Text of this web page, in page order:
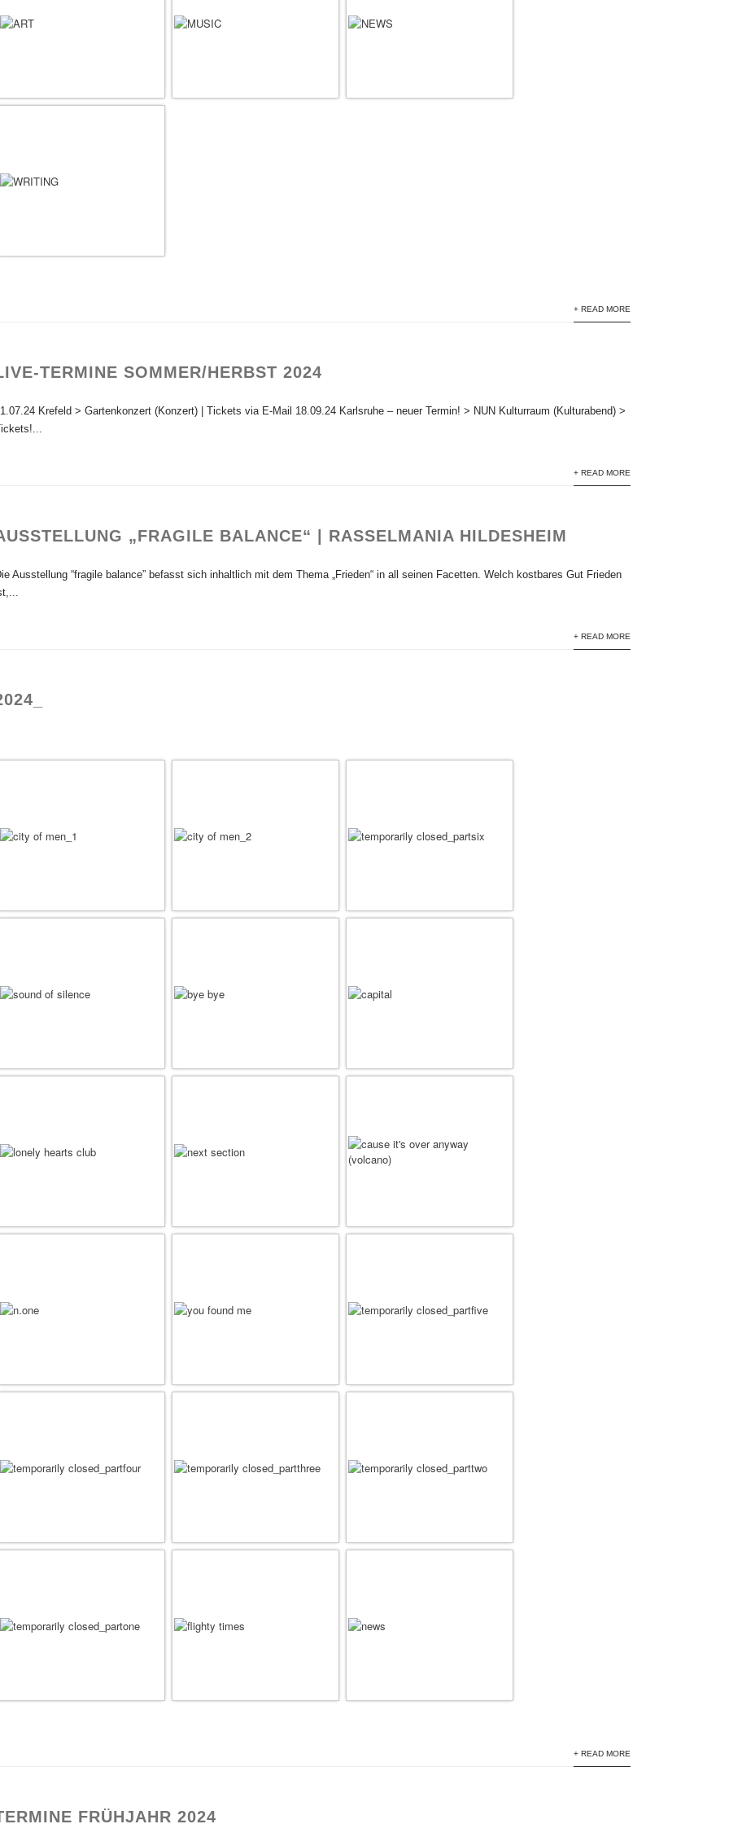
+ READ MORE
TERMINE SOMMER/HERBST 2024
Krefeld > Gartenkonzert (Konzert) | Tickets via E-Mail 18.09.24 Karlsruhe – neuer Termin! > NUN Kulturraum (Kulturabend) >
+ READ MORE
„FRAGILE BALANCE“ | RASSELMANIA HILDESHEIM
Ausstellung “fragile balance” befasst sich inhaltlich mit dem Thema „Frieden“ in all seinen Facetten. Welch kostbares Gut Frieden
+ READ MORE
+ READ MORE
FRÜHJAHR 2024